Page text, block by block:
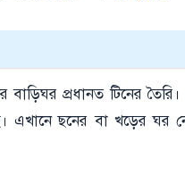
বাড়িঘর প্রধানত টিনের তৈরি।
এখানে ছনের বা খড়ের ঘর